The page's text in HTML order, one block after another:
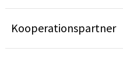
Kooperationspartner